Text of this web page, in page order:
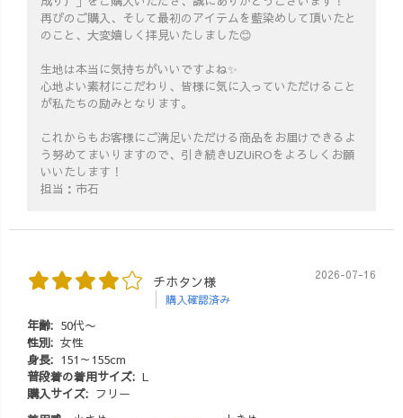
再びのご購入、そして最初のアイテムを藍染めして頂いたと
のこと、大変嬉しく拝見いたしました😊
生地は本当に気持ちがいいですよね✨
心地よい素材にこだわり、皆様に気に入っていただけること
が私たちの励みとなります。
これからもお客様にご満足いただける商品をお届けできるよ
う努めてまいりますので、引き続きUZUiROをよろしくお願
いいたします！
担当：市石
チホタン様
購入確認済み
2026-07-16
年齢: 50代〜
性別: 女性
身長: 151～155cm
普段着の着用サイズ: L
購入サイズ: フリー